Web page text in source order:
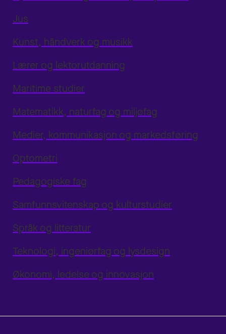
Jus
Kunst, håndverk og musikk
Lærer og lektorutdanning
Maritime studier
Matematikk, naturfag og miljøfag
Medier, kommunikasjon og markedsføring
Optometri
Pedagogiske fag
Samfunnsvitenskap og kulturstudier
Språk og litteratur
Teknologi, ingeniørfag og lysdesign
Økonomi, ledelse og innovasjon